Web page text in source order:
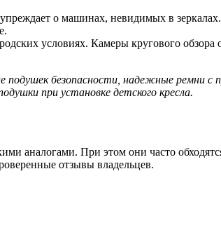
о машинах, невидимых в
условиях. Камеры кругового
подушек безопасности, надежные ремни
при установке детского кресла.
аналогами. При этом они часто
отзывы владельцев.